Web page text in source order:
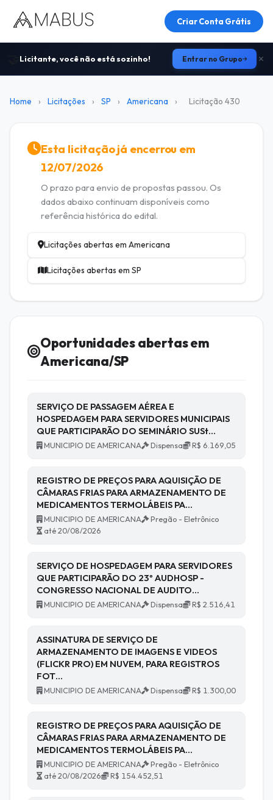
Criar Conta Grátis
Licitante, você não está sozinho! Entrar no Grupo
Home › Licitações › SP › Americana › Licitação 430
Esta licitação já encerrou em
12/07/2026
O prazo para envio de propostas passou. Os
dados abaixo continuam disponíveis como
referência histórica do edital.
Licitações abertas em Americana
Licitações abertas em SP
Oportunidades abertas em
Americana/SP
SERVIÇO DE PASSAGEM AÉREA E
HOSPEDAGEM PARA SERVIDORES MUNICIPAIS
QUE PARTICIPARÃO DO SEMINÁRIO SUSt…
MUNICIPIO DE AMERICANA Dispensa R$ 6.169,05
REGISTRO DE PREÇOS PARA AQUISIÇÃO DE
CÂMARAS FRIAS PARA ARMAZENAMENTO DE
MEDICAMENTOS TERMOLÁBEIS PA…
MUNICIPIO DE AMERICANA
Pregão - Eletrônico
até 20/08/2026
SERVIÇO DE HOSPEDAGEM PARA SERVIDORES
QUE PARTICIPARÃO DO 23º AUDHOSP -
CONGRESSO NACIONAL DE AUDITO…
MUNICIPIO DE AMERICANA Dispensa R$ 2.516,41
ASSINATURA DE SERVIÇO DE
ARMAZENAMENTO DE IMAGENS E VIDEOS
(FLICKR PRO) EM NUVEM, PARA REGISTROS
FOT…
MUNICIPIO DE AMERICANA Dispensa R$ 1.300,00
REGISTRO DE PREÇOS PARA AQUISIÇÃO DE
CÂMARAS FRIAS PARA ARMAZENAMENTO DE
MEDICAMENTOS TERMOLÁBEIS PA…
MUNICIPIO DE AMERICANA
Pregão - Eletrônico
até 20/08/2026
R$ 154.452,51